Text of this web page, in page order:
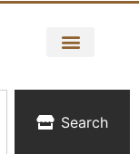
Search